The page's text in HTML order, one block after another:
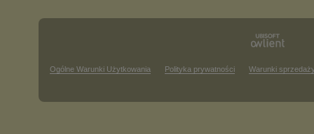
Ogólne Warunki Użytkowania Polityka prywatności Warunki